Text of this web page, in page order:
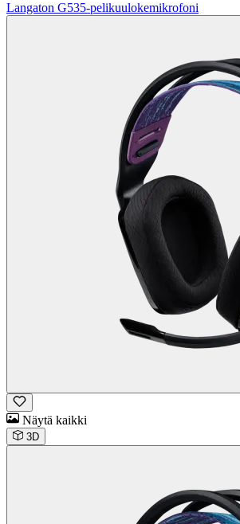
Langaton G535-pelikuulokemikrofoni
Näytä kaikki
3D